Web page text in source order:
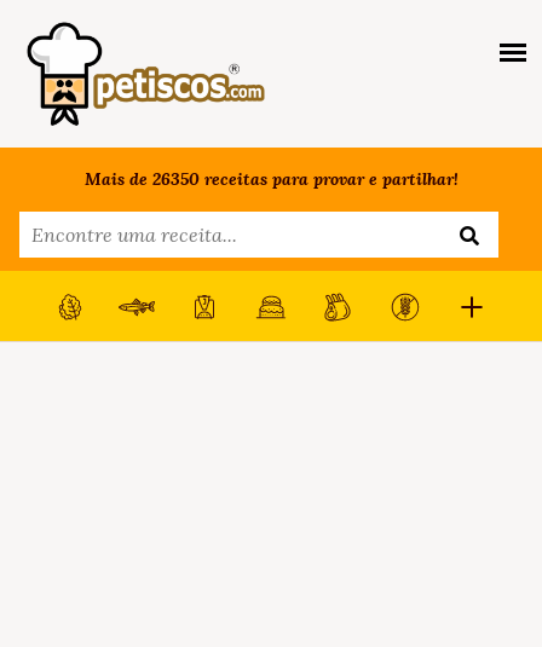
Mais de 26350 receitas para provar e partilhar!